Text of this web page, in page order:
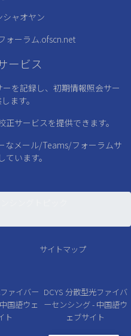
シャオヤン
ォーラム.ofscn.net
ービス
ーを記録し、初期情報照会サー
ます。
サービスを提供できます。
なメール/Teams/フォーラムサ
います。
サイトマップ
ァイバー
国語ウェ
ト
DCYS 分散型光ファイバ
ーセンシング - 中国語ウ
ェブサイト